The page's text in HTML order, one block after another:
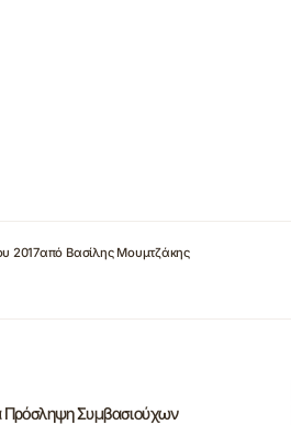
2017από Βασίλης Μουμτζάκης
Πρόσληψη Συμβασιούχων